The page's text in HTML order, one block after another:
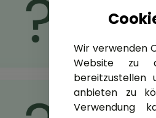
Wir verwenden
Website zu
bereitzustellen
anbieten zu
Verwendung